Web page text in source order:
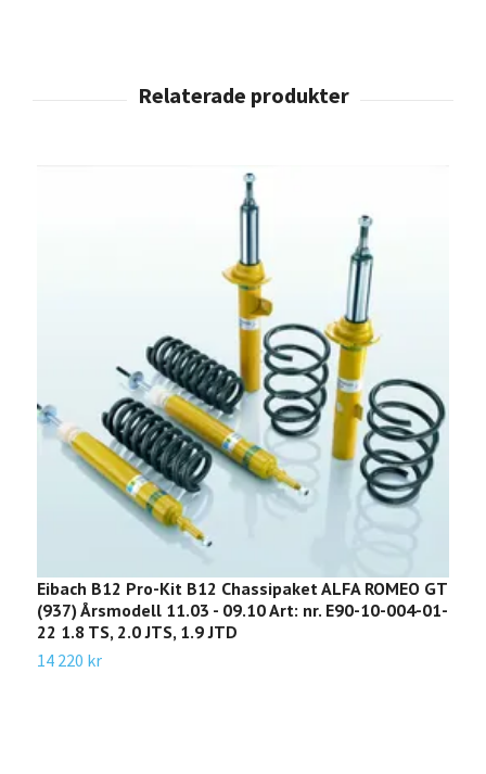
Eibach B12 Pro-Kit B12 Chassipaket ALFA ROMEO GT
(937) Årsmodell 11.03 - 09.10 Art: nr. E90-10-004-01-
22 1.8 TS, 2.0 JTS, 1.9 JTD
14 220 kr